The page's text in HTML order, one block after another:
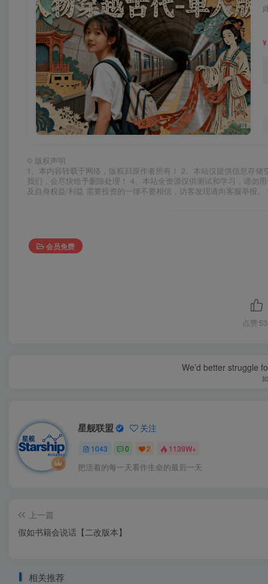
¥
© 版权声明
1、本内容转载于网络，版权归原作者所有！ 2、本站仅提供信息存
我们，会尽快给予删除处理！ 4、本站全资源仅供测试和学习，请勿
及自身权益/利益 需要投资的一律不要相信，访客发现请向客服举报
会员免费
点赞
We’d better struggle
星舰联盟 关注
1043 0 2 1139W+
把活着的每一天看作生命的最后一天
上一篇
假如书籍会说话【二改版本】
相关推荐